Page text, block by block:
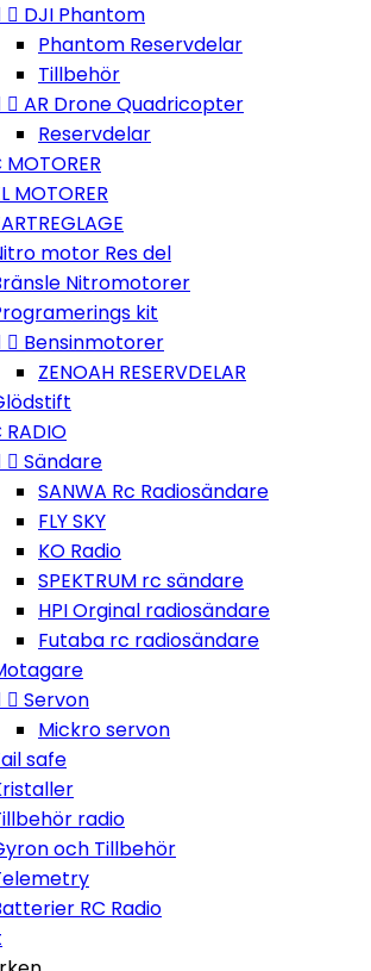
 DJI Phantom
Phantom Reservdelar
Tillbehör
 AR Drone Quadricopter
Reservdelar
MOTORER
MOTORER
motor Res del
Nitromotorer
kit
 Bensinmotorer
ZENOAH RESERVDELAR
RADIO
 Sändare
SANWA Rc Radiosändare
FLY SKY
KO Radio
SPEKTRUM rc sändare
HPI Orginal radiosändare
Futaba rc radiosändare
 Servon
Mickro servon
safe
radio
och Tillbehör
RC Radio